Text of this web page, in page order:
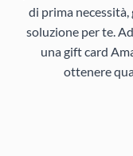
di prima
soluzione per te.
una gift card
ottenere